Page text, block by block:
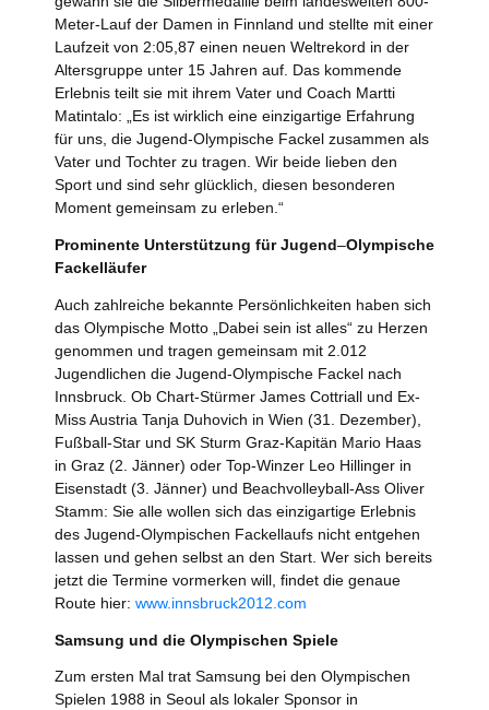
Meter-Lauf der Damen in Finnland und stellte mit einer
Laufzeit von 2:05,87 einen neuen Weltrekord in der
Altersgruppe unter 15 Jahren auf. Das kommende
Erlebnis teilt sie mit ihrem Vater und Coach Martti
Matintalo: „Es ist wirklich eine einzigartige Erfahrung
für uns, die Jugend-Olympische Fackel zusammen als
Vater und Tochter zu tragen. Wir beide lieben den
Sport und sind sehr glücklich, diesen besonderen
Moment gemeinsam zu erleben.“
Prominente Unterstützung für Jugend–Olympische
Fackelläufer
Auch zahlreiche bekannte Persönlichkeiten haben sich
das Olympische Motto „Dabei sein ist alles“ zu Herzen
genommen und tragen gemeinsam mit 2.012
Jugendlichen die Jugend-Olympische Fackel nach
Innsbruck. Ob Chart-Stürmer James Cottriall und Ex-
Miss Austria Tanja Duhovich in Wien (31. Dezember),
Fußball-Star und SK Sturm Graz-Kapitän Mario Haas
in Graz (2. Jänner) oder Top-Winzer Leo Hillinger in
Eisenstadt (3. Jänner) und Beachvolleyball-Ass Oliver
Stamm: Sie alle wollen sich das einzigartige Erlebnis
des Jugend-Olympischen Fackellaufs nicht entgehen
lassen und gehen selbst an den Start. Wer sich bereits
jetzt die Termine vormerken will, findet die genaue
Route hier: www.innsbruck2012.com
Samsung und die Olympischen Spiele
Zum ersten Mal trat Samsung bei den Olympischen
Spielen 1988 in Seoul als lokaler Sponsor in